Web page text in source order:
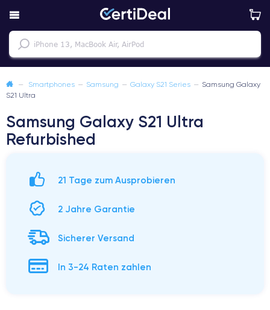
— Smartphones — Samsung — Galaxy S21 Series — Samsung Galaxy
S21 Ultra
Samsung Galaxy S21 Ultra
Refurbished
21 Tage zum Ausprobieren
2 Jahre Garantie
Sicherer Versand
In 3-24 Raten zahlen